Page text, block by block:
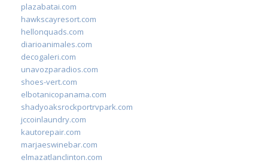
plazabatai.com
hawkscayresort.com
hellonquads.com
diarioanimales.com
decogaleri.com
unavozparadios.com
shoes-vert.com
elbotanicopanama.com
shadyoaksrockportrvpark.com
jccoinlaundry.com
kautorepair.com
marjaeswinebar.com
elmazatlanclinton.com